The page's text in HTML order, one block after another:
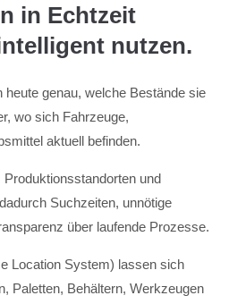
in Echtzeit
nutzen.
genau, welche Bestände sie
wo sich Fahrzeuge,
aktuell befinden.
und
Suchzeiten, unnötige
über laufende Prozesse.
Location System) lassen sich
Paletten, Behältern, Werkzeugen